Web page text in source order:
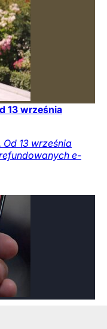
13 września
13 września
e-